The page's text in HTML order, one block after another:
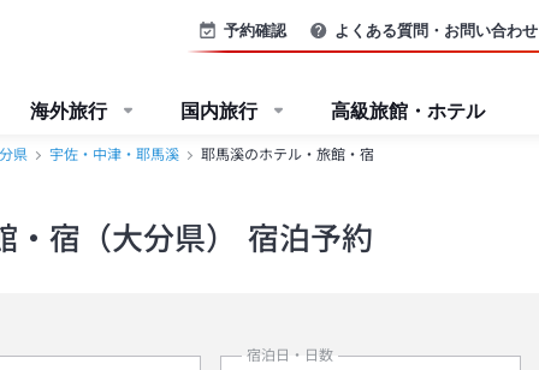
予約確認 よくある質問・お問い合わせ
海外旅行 国内旅行 高級旅館・ホテル
県 宇佐・中津・耶馬溪 耶馬溪のホテル・旅館・宿
・宿（大分県） 宿泊予約
宿泊日・日数